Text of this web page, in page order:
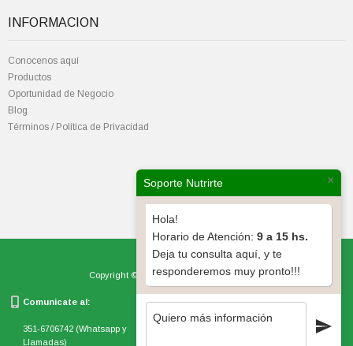
INFORMACION
Conocenos aquí
Productos
Oportunidad de Negocio
Blog
Términos / Política de Privacidad
Copyright © Nutrirte Full Concentrate, 2026
Comunicate al:
351-6706742 (Whatsapp y
Llamadas)
AV Rafael Núñez 4535
Córdoba, Argentina CP500
Soporte Nutrirte ×
Hola!
Horario de Atención: 9 a 15 hs.
Deja tu consulta aquí, y te
responderemos muy pronto!!!